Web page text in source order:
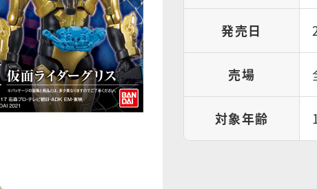
発売日
売場
対象年齢